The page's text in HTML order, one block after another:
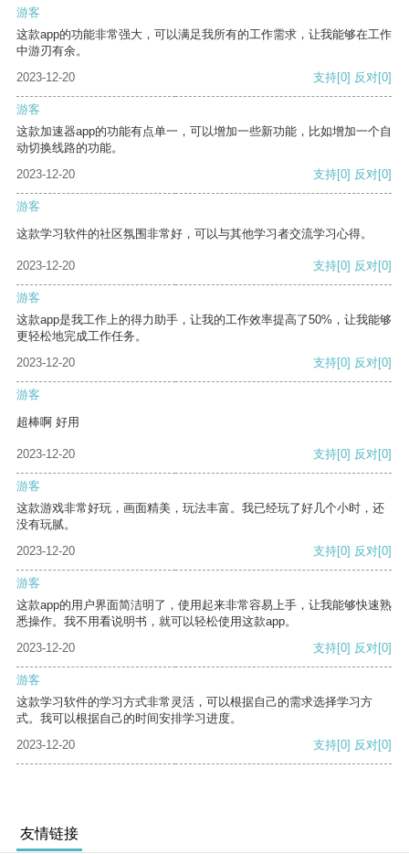
游客
这款app的功能非常强大，可以满足我所有的工作需求，让我能够在工作
中游刃有余。
2023-12-20
支持[0] 反对[0]
游客
这款加速器app的功能有点单一，可以增加一些新功能，比如增加一个自
动切换线路的功能。
2023-12-20
支持[0] 反对[0]
游客
这款学习软件的社区氛围非常好，可以与其他学习者交流学习心得。
2023-12-20 支持[0] 反对[0]
游客
这款app是我工作上的得力助手，让我的工作效率提高了50%，让我能够
更轻松地完成工作任务。
2023-12-20
支持[0] 反对[0]
游客
超棒啊 好用
2023-12-20 支持[0] 反对[0]
游客
这款游戏非常好玩，画面精美，玩法丰富。我已经玩了好几个小时，还
没有玩腻。
2023-12-20
支持[0] 反对[0]
游客
这款app的用户界面简洁明了，使用起来非常容易上手，让我能够快速熟
悉操作。我不用看说明书，就可以轻松使用这款app。
2023-12-20
支持[0] 反对[0]
游客
这款学习软件的学习方式非常灵活，可以根据自己的需求选择学习方
式。我可以根据自己的时间安排学习进度。
2023-12-20
支持[0] 反对[0]
友情链接